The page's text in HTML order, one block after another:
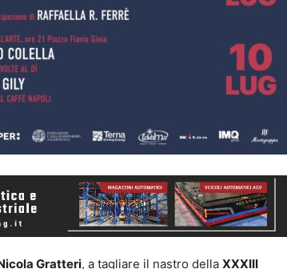
Gratteri, a tagliare il nastro della XXXIII